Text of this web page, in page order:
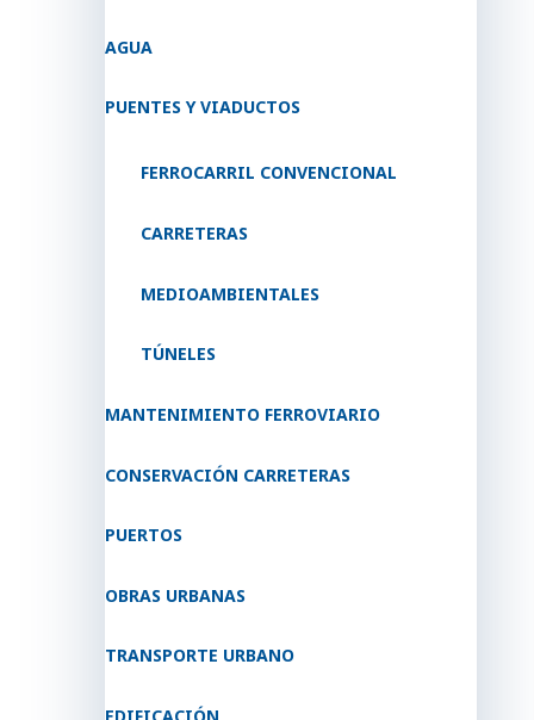
AGUA
PUENTES Y VIADUCTOS
FERROCARRIL CONVENCIONAL
CARRETERAS
MEDIOAMBIENTALES
TÚNELES
MANTENIMIENTO FERROVIARIO
CONSERVACIÓN CARRETERAS
PUERTOS
OBRAS URBANAS
TRANSPORTE URBANO